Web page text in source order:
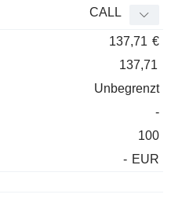
CALL
137,71 €
137,71
Unbegrenzt
-
100
- EUR